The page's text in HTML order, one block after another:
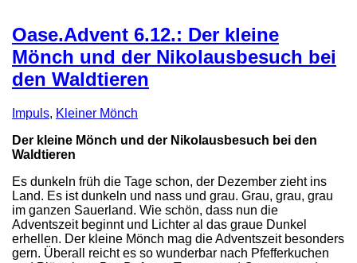
Oase.Advent 6.12.: Der kleine
Mönch und der Nikolausbesuch bei
den Waldtieren
Impuls, Kleiner Mönch
Der kleine Mönch und der Nikolausbesuch bei den
Waldtieren
Es dunkeln früh die Tage schon, der Dezember zieht ins
Land. Es ist dunkeln und nass und grau. Grau, grau, grau
im ganzen Sauerland. Wie schön, dass nun die
Adventszeit beginnt und Lichter al das graue Dunkel
erhellen. Der kleine Mönch mag die Adventszeit besonders
gern. Überall reicht es so wunderbar nach Pfefferkuchen